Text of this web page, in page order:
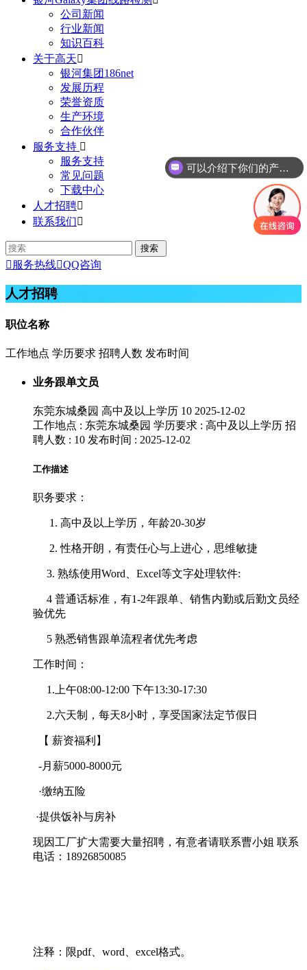
公司新闻
行业新闻
知识百科
关于高天
银河集团186net
发展历程
荣誉资质
生产环境
合作伙伴
服务支持 
服务支持
常见问题
下载中心
人才招聘
联系我们
 服务热线QQ咨询
人才招聘
职位名称
工作地点 学历要求 招聘人数 发布时间
业务跟单文员
东莞东城桑园 高中及以上学历 10 2025-12-02
工作地点 : 东莞东城桑园 学历要求 : 高中及以上学历 招
聘人数 : 10 发布时间 : 2025-12-02
工作描述
职务要求：
高中及以上学历，年龄20-30岁
性格开朗，有责任心与上进心，思维敏捷
3. 熟练使用Word、Excel等文字处理软件:
4 普通话标准，有1-2年跟单、销售内勤或后勤文员经
验优先
5 熟悉销售跟单流程者优先考虑
工作时间：
1.上午08:00-12:00 下午13:30-17:30
2.六天制，每天8小时，享受国家法定节假日
【 薪资福利】
-月薪5000-8000元
·缴纳五险
·提供饭补与房补
现因工厂扩大需要大量招聘，有意者请联系曹小姐 联系
电话：18926850085
注释：限pdf、word、excel格式。
可以介绍下你们的产品么